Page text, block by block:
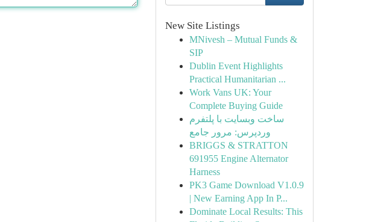
New Site Listings
MNivesh – Mutual Funds &
SIP
Dublin Event Highlights
Practical Humanitarian ...
Work Vans UK: Your
Complete Buying Guide
ساخت وبسایت با پلتفرم
وردپرس: مرور جامع
BRIGGS & STRATTON
691955 Engine Alternator
Harness
PK3 Game Download V1.0.9
| New Earning App In P...
Dominate Local Results: This